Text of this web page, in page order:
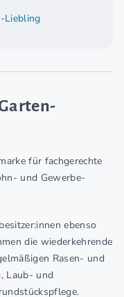
Liebling
für fachgerechte
und Gewerbe-
ebenso
die wiederkehrende
Rasen- und
Laub- und